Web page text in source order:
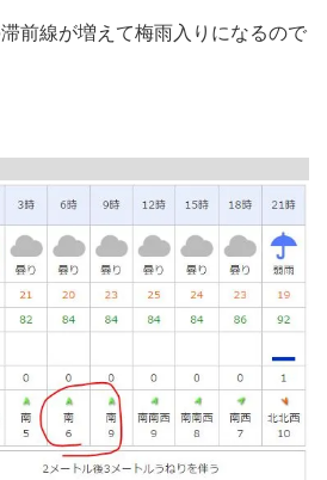
前線が増えて梅雨入りになるので